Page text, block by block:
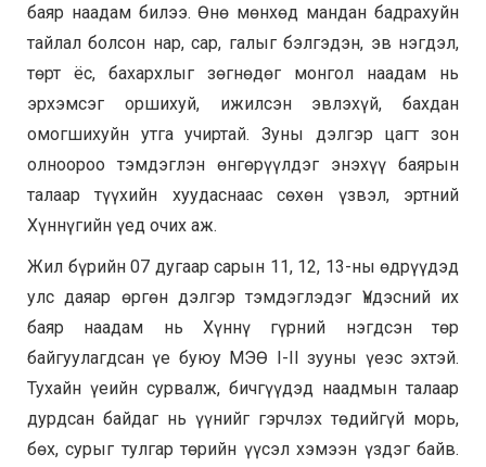
баяр наадам билээ. Өнө мөнхөд мандан бадрахуйн
тайлал болсон нар, сар, галыг бэлгэдэн, эв нэгдэл,
төрт ёс, бахархлыг зөгнөдөг монгол наадам нь
эрхэмсэг оршихуй, ижилсэн эвлэхүй, бахдан
омогшихуйн утга учиртай. Зуны дэлгэр цагт зон
олноороо тэмдэглэн өнгөрүүлдэг энэхүү баярын
талаар түүхийн хуудаснаас сөхөн үзвэл, эртний
Хүннүгийн үед очих аж.
Жил бүрийн 07 дугаар сарын 11, 12, 13-ны өдрүүдэд
улс даяар өргөн дэлгэр тэмдэглэдэг Үндэсний их
баяр наадам нь Хүннү гүрний нэгдсэн төр
байгуулагдсан үе буюу МЭӨ I-II зууны үеэс эхтэй.
Тухайн үеийн сурвалж, бичгүүдэд наадмын талаар
дурдсан байдаг нь үүнийг гэрчлэх төдийгүй морь,
бөх, сурыг тулгар төрийн үүсэл хэмээн үздэг байв.